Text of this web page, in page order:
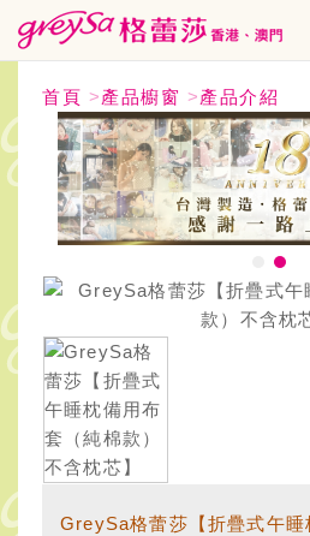
首頁 >產品櫥窗 >產品介紹
GreySa格蕾莎【折疊式午睡